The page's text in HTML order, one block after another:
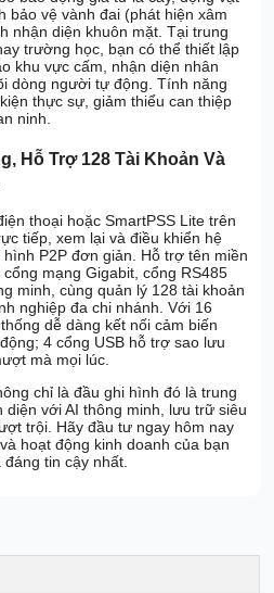
bảo vệ vành đai (phát hiện xâm
nhận diện khuôn mặt. Tại trung
trường học, bạn có thể thiết lập
khu vực cấm, nhận diện nhân
dòng người tự động. Tính năng
thực sự, giảm thiểu can thiệp
ninh.
Hỗ Trợ 128 Tài Khoản Và
thoại hoặc SmartPSS Lite trên
tiếp, xem lại và điều khiển hệ
P2P đơn giản. Hỗ trợ tên miền
mạng Gigabit, cổng RS485
minh, cùng quản lý 128 tài khoản
nghiệp đa chi nhánh. Với 16
dễ dàng kết nối cảm biến
4 cổng USB hỗ trợ sao lưu
mà mọi lúc.
chỉ là đầu ghi hình đó là trung
diện với AI thông minh, lưu trữ siêu
trội. Hãy đầu tư ngay hôm nay
hoạt động kinh doanh của bạn
tin cậy nhất.